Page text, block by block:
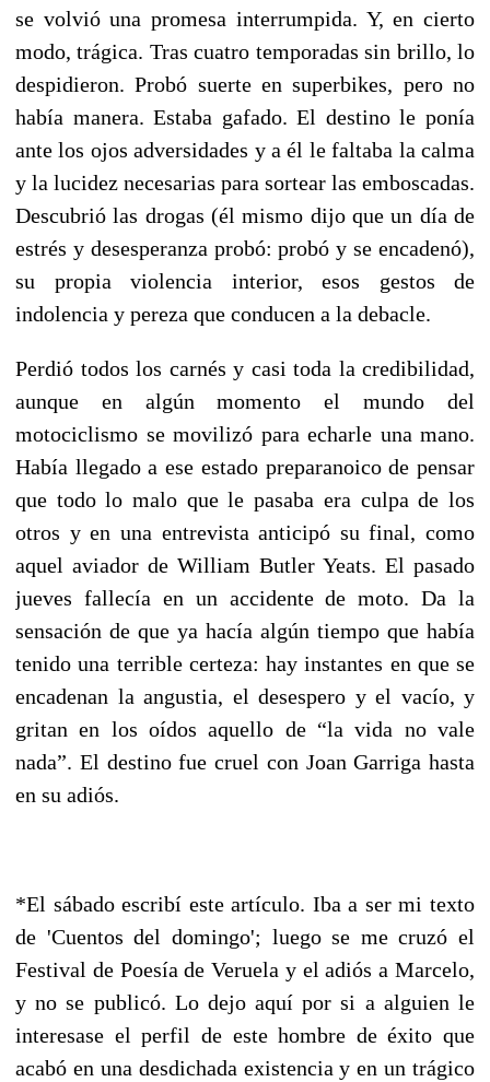
se volvió una promesa interrumpida. Y, en cierto
modo, trágica. Tras cuatro temporadas sin brillo, lo
despidieron. Probó suerte en superbikes, pero no
había manera. Estaba gafado. El destino le ponía
ante los ojos adversidades y a él le faltaba la calma
y la lucidez necesarias para sortear las emboscadas.
Descubrió las drogas (él mismo dijo que un día de
estrés y desesperanza probó: probó y se encadenó),
su propia violencia interior, esos gestos de
indolencia y pereza que conducen a la debacle.
Perdió todos los carnés y casi toda la credibilidad,
aunque en algún momento el mundo del
motociclismo se movilizó para echarle una mano.
Había llegado a ese estado preparanoico de pensar
que todo lo malo que le pasaba era culpa de los
otros y en una entrevista anticipó su final, como
aquel aviador de William Butler Yeats. El pasado
jueves fallecía en un accidente de moto. Da la
sensación de que ya hacía algún tiempo que había
tenido una terrible certeza: hay instantes en que se
encadenan la angustia, el desespero y el vacío, y
gritan en los oídos aquello de “la vida no vale
nada”. El destino fue cruel con Joan Garriga hasta
en su adiós.
*El sábado escribí este artículo. Iba a ser mi texto
de 'Cuentos del domingo'; luego se me cruzó el
Festival de Poesía de Veruela y el adiós a Marcelo,
y no se publicó. Lo dejo aquí por si a alguien le
interesase el perfil de este hombre de éxito que
acabó en una desdichada existencia y en un trágico